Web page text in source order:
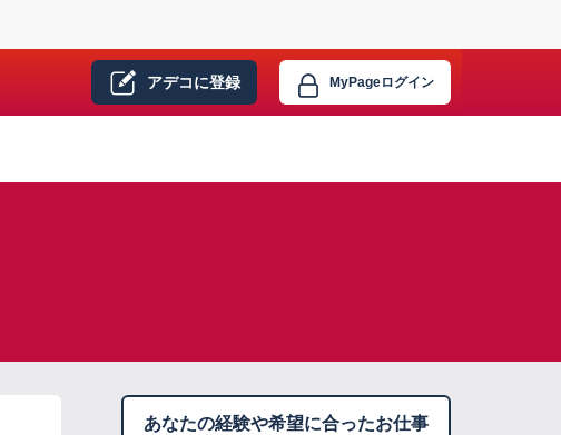
アデコに登録 MyPageログイン
あなたの経験や希望に合ったお仕事